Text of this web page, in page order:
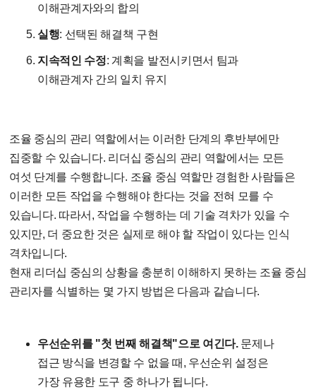
이해관계자와의 합의
실행: 선택된 해결책 구현
지속적인 수정: 계획을 발전시키면서 팀과
이해관계자 간의 일치 유지
조율 중심의 관리 역할에서는 이러한 단계의 후반부에만
집중할 수 있습니다. 리더십 중심의 관리 역할에서는 모든
여섯 단계를 수행합니다. 조율 중심 역할만 경험한 사람들은
이러한 모든 작업을 수행해야 한다는 것을 전혀 모를 수
있습니다. 따라서, 작업을 수행하는 데 기술 격차가 있을 수
있지만, 더 중요한 것은 실제로 해야 할 작업이 있다는 인식
격차입니다.
현재 리더십 중심의 상황을 충분히 이해하지 못하는 조율 중심
관리자를 식별하는 몇 가지 방법은 다음과 같습니다.
우선순위를 "첫 번째 해결책"으로 여긴다.문제나
접근 방식을 변경할 수 없을 때, 우선순위 설정은
가장 유용한 도구 중 하나가 됩니다.